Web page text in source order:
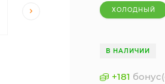
ХОЛОДНЫЙ
В НАЛИЧИИ
+181